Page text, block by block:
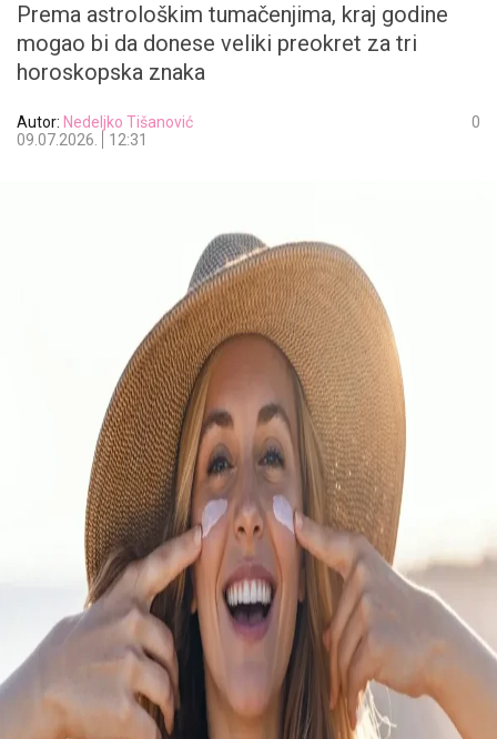
Prema astrološkim tumačenjima, kraj godine
mogao bi da donese veliki preokret za tri
horoskopska znaka
Autor: Nedeljko Tišanović
09.07.2026.
12:31
0